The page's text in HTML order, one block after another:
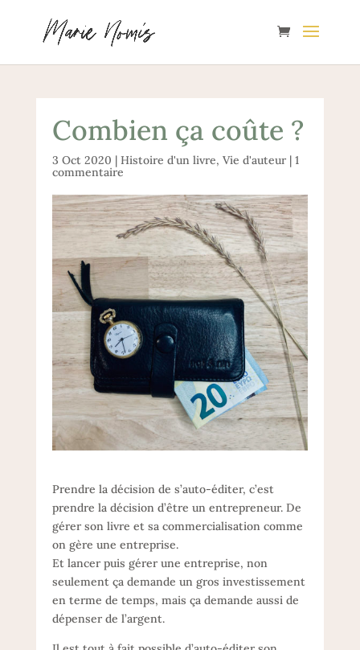
Combien ça coûte ?
3 Oct 2020 | Histoire d'un livre, Vie d'auteur| 1
commentaire
Prendre la décision de s’auto-éditer, c’est
prendre la décision d’être un entrepreneur. De
gérer son livre et sa commercialisation comme
on gère une entreprise.
Et lancer puis gérer une entreprise, non
seulement ça demande un gros investissement
en terme de temps, mais ça demande aussi de
dépenser de l’argent.